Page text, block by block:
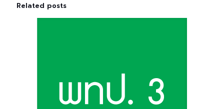
Related posts